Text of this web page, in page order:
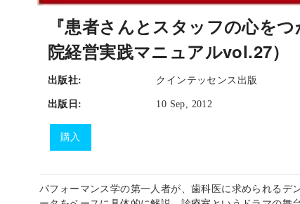
『患者さんとスタッフの心を
院経営実践マニュアルvol.27）
出版社: クインテッセンス出版
出版日: 10 Sep, 2012
購入
パフォーマンス学の第一人者が、歯科医に求められる